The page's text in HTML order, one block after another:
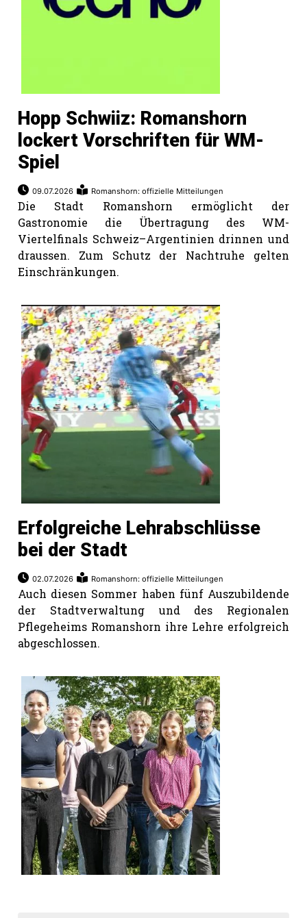
Hopp Schwiiz: Romanshorn
lockert Vorschriften für WM-
Spiel
09.07.2026 Romanshorn: offizielle Mitteilungen
Die Stadt Romanshorn ermöglicht der
Gastronomie die Übertragung des WM-
Viertelfinals Schweiz–Argentinien drinnen und
draussen. Zum Schutz der Nachtruhe gelten
Einschränkungen.
Erfolgreiche Lehrabschlüsse
bei der Stadt
02.07.2026 Romanshorn: offizielle Mitteilungen
Auch diesen Sommer haben fünf Auszubildende
der Stadtverwaltung und des Regionalen
Pflegeheims Romanshorn ihre Lehre erfolgreich
abgeschlossen.